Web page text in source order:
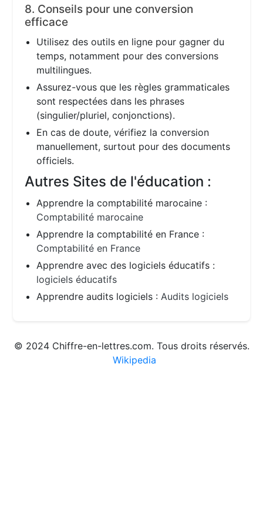
8. Conseils pour une conversion
efficace
Utilisez des outils en ligne pour gagner du
temps, notamment pour des conversions
multilingues.
Assurez-vous que les règles grammaticales
sont respectées dans les phrases
(singulier/pluriel, conjonctions).
En cas de doute, vérifiez la conversion
manuellement, surtout pour des documents
officiels.
Autres Sites de l'éducation :
Apprendre la comptabilité marocaine :
Comptabilité marocaine
Apprendre la comptabilité en France :
Comptabilité en France
Apprendre avec des logiciels éducatifs :
logiciels éducatifs
Apprendre audits logiciels :Audits logiciels
© 2024 Chiffre-en-lettres.com. Tous droits réservés.
Wikipedia